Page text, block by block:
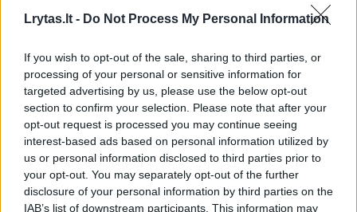
Lrytas.lt - Do Not Process My Personal Information
If you wish to opt-out of the sale, sharing to third parties, or
processing of your personal or sensitive information for
targeted advertising by us, please use the below opt-out
section to confirm your selection. Please note that after your
opt-out request is processed you may continue seeing
interest-based ads based on personal information utilized by
us or personal information disclosed to third parties prior to
your opt-out. You may separately opt-out of the further
disclosure of your personal information by third parties on the
IAB’s list of downstream participants. This information may
Visi įrašai
Žiūrimiausi įrašai
00:00:30
Vaizdai iš tragiškos avarijos Vilniaus r.: dviejų moterų ir